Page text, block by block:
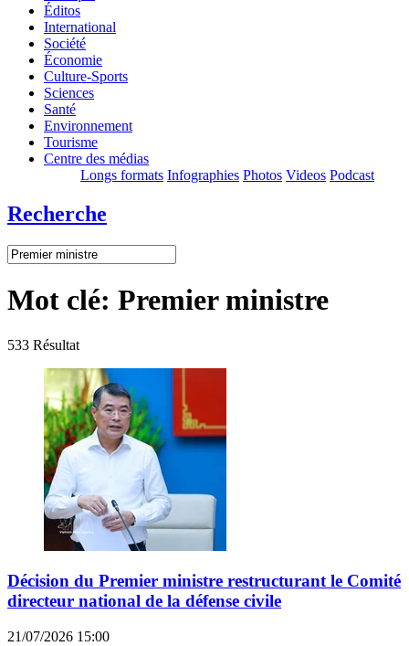
Éditos
International
Société
Économie
Culture-Sports
Sciences
Santé
Environnement
Tourisme
Centre des médias
Longs formats Infographies Photos Videos Podcast
Recherche
Mot clé: Premier ministre
533 Résultat
Décision du Premier ministre restructurant le Comité
directeur national de la défense civile
21/07/2026 15:00